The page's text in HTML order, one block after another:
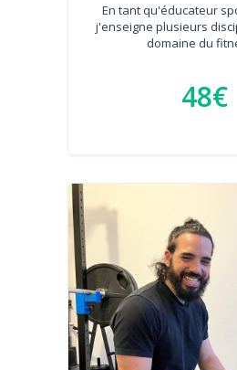
En tant qu'éducateur
j'enseigne plusieurs
domaine du
48€